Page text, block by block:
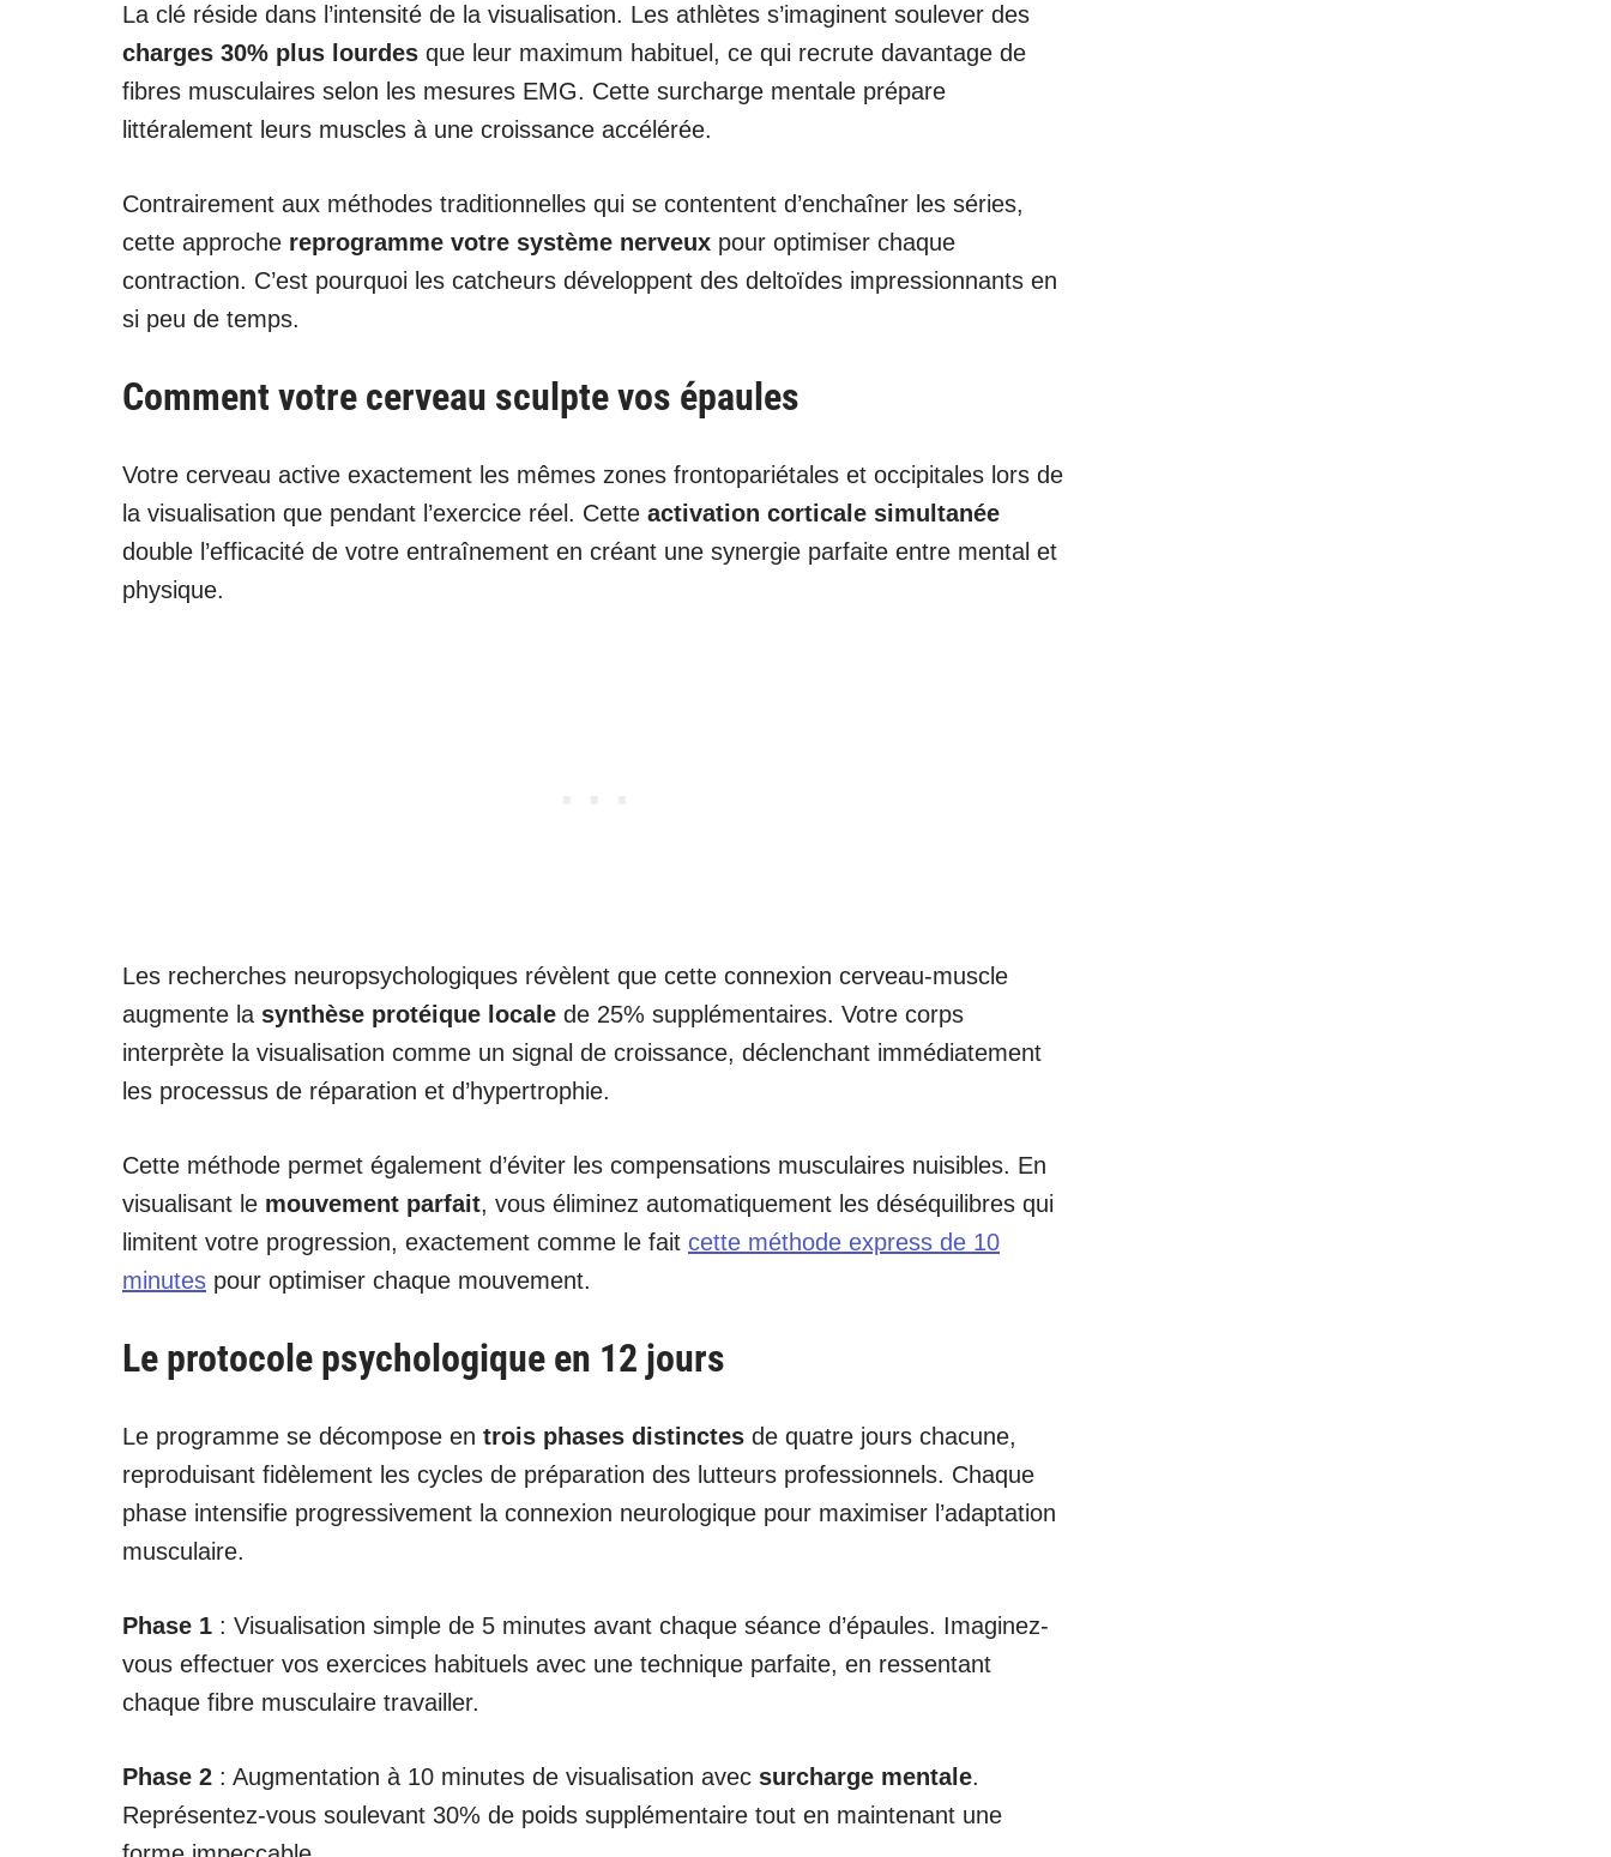
La clé réside dans l’intensité de la visualisation. Les athlètes s’imaginent soulever des
charges 30% plus lourdes que leur maximum habituel, ce qui recrute davantage de
fibres musculaires selon les mesures EMG. Cette surcharge mentale prépare
littéralement leurs muscles à une croissance accélérée.
Contrairement aux méthodes traditionnelles qui se contentent d’enchaîner les séries,
cette approche reprogramme votre système nerveux pour optimiser chaque
contraction. C’est pourquoi les catcheurs développent des deltoïdes impressionnants en
si peu de temps.
Comment votre cerveau sculpte vos épaules
Votre cerveau active exactement les mêmes zones frontopariétales et occipitales lors de
la visualisation que pendant l’exercice réel. Cette activation corticale simultanée
double l’efficacité de votre entraînement en créant une synergie parfaite entre mental et
physique.
Les recherches neuropsychologiques révèlent que cette connexion cerveau-muscle
augmente la synthèse protéique locale de 25% supplémentaires. Votre corps
interprète la visualisation comme un signal de croissance, déclenchant immédiatement
les processus de réparation et d’hypertrophie.
Cette méthode permet également d’éviter les compensations musculaires nuisibles. En
visualisant le mouvement parfait, vous éliminez automatiquement les déséquilibres qui
limitent votre progression, exactement comme le fait cette méthode express de 10
minutes pour optimiser chaque mouvement.
Le protocole psychologique en 12 jours
Le programme se décompose en trois phases distinctes de quatre jours chacune,
reproduisant fidèlement les cycles de préparation des lutteurs professionnels. Chaque
phase intensifie progressivement la connexion neurologique pour maximiser l’adaptation
musculaire.
Phase 1 : Visualisation simple de 5 minutes avant chaque séance d’épaules. Imaginez-
vous effectuer vos exercices habituels avec une technique parfaite, en ressentant
chaque fibre musculaire travailler.
Phase 2 : Augmentation à 10 minutes de visualisation avec surcharge mentale.
Représentez-vous soulevant 30% de poids supplémentaire tout en maintenant une